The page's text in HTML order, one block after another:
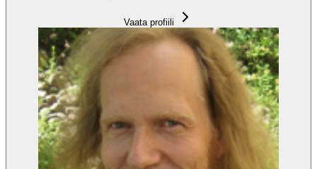
Vaata profiili